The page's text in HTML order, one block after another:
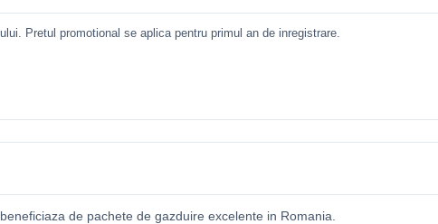
Pretul promotional se aplica pentru primul an de inregistrare.
de pachete de gazduire excelente in Romania.